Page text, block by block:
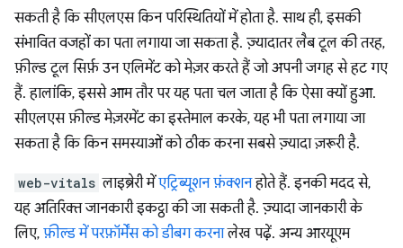
सकती है कि सीएलएस किन परिस्थितियों में होता है. साथ ही, इसकी
संभावित वजहों का पता लगाया जा सकता है. ज़्यादातर लैब टूल की तरह,
फ़ील्ड टूल सिर्फ़ उन एलिमेंट को मेज़र करते हैं जो अपनी जगह से हट गए
हैं. हालांकि, इससे आम तौर पर यह पता चल जाता है कि ऐसा क्यों हुआ.
सीएलएस फ़ील्ड मेज़रमेंट का इस्तेमाल करके, यह भी पता लगाया जा
सकता है कि किन समस्याओं को ठीक करना सबसे ज़्यादा ज़रूरी है.
web-vitals लाइब्रेरी मेंएट्रिब्यूशन फ़ंक्शनहोते हैं. इनकी मदद से,
यह अतिरिक्त जानकारी इकट्ठा की जा सकती है. ज़्यादा जानकारी के
लिए, फ़ील्ड में परफ़ॉर्मेंस को डीबग करनालेख पढ़ें. अन्य आरयूएम